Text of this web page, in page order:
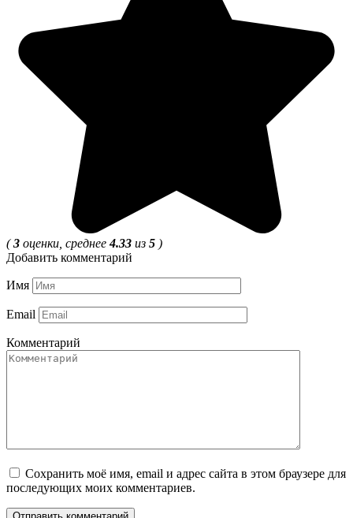
(3 оценки, среднее4.33 из 5 )
Добавить комментарий
Имя
Email
Комментарий
Сохранить моё имя, email и адрес сайта в этом браузере для
последующих моих комментариев.